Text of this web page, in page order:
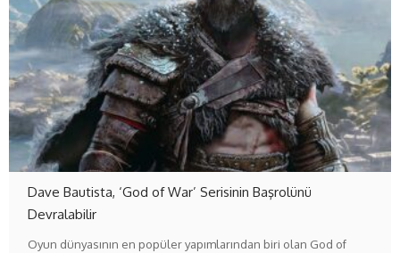
Dave Bautista, ‘God of War’ Serisinin Başrolünü
Devralabilir
Oyun dünyasının en popüler yapımlarından biri olan God of